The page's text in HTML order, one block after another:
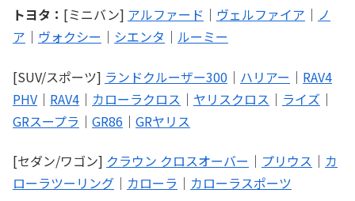
トヨタ： [ミニバン] アルファード ｜ ヴェルファイア ｜ ノ
ア ｜ ヴォクシー ｜ シエンタ ｜ ルーミー
[SUV/スポーツ] ランドクルーザー300 ｜ ハリアー ｜ RAV4
PHV ｜ RAV4 ｜ カローラクロス ｜ ヤリスクロス ｜ ライズ ｜
GRスープラ ｜ GR86 ｜ GRヤリス
[セダン/ワゴン] クラウン クロスオーバー ｜ プリウス ｜ カ
ローラツーリング ｜ カローラ ｜ カローラスポーツ